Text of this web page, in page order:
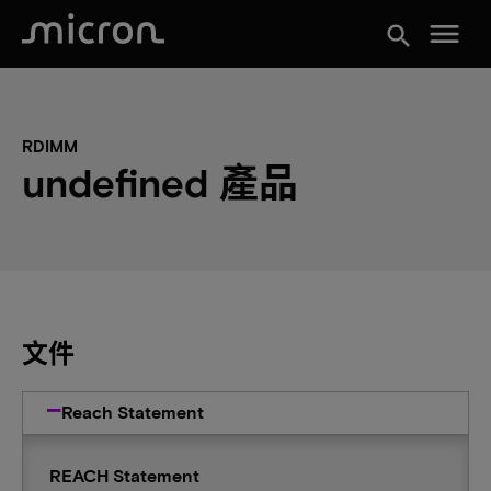
search menu
RDIMM
undefined 產品
文件
Reach Statement
REACH Statement